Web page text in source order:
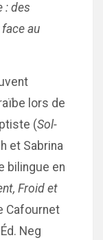
: des
au
lors de
(Sol-
et Sabrina
bilingue en
Froid et
Cafournet
Éd. Neg